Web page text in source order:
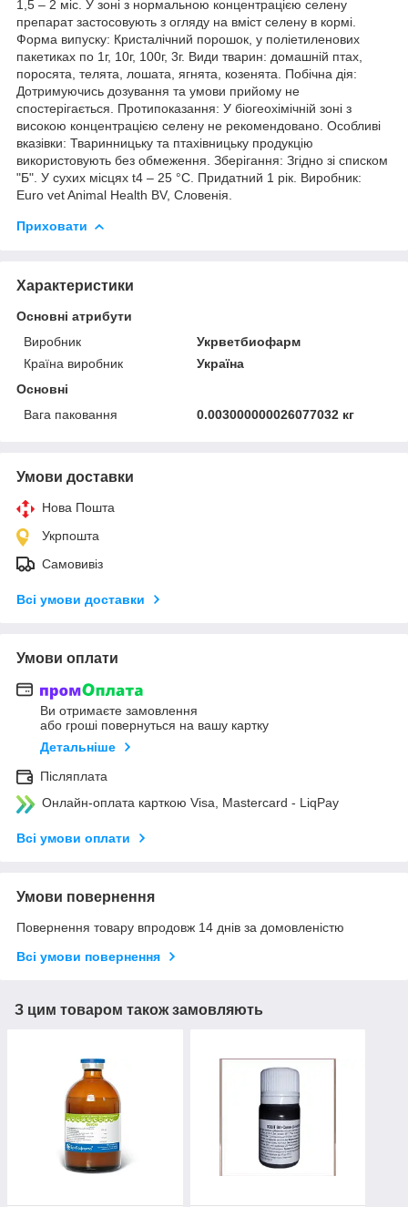
1,5 – 2 міс. У зоні з нормальною концентрацією селену
препарат застосовують з огляду на вміст селену в кормі.
Форма випуску: Кристалічний порошок, у поліетиленових
пакетиках по 1г, 10г, 100г, 3г. Види тварин: домашній птах,
поросята, телята, лошата, ягнята, козенята. Побічна дія:
Дотримуючись дозування та умови прийому не
спостерігається. Протипоказання: У біогеохімічній зоні з
високою концентрацією селену не рекомендовано. Особливі
вказівки: Тваринницьку та птахівницьку продукцію
використовують без обмеження. Зберігання: Згідно зі списком
"Б". У сухих місцях t4 – 25 °С. Придатний 1 рік. Виробник:
Euro vet Animal Health BV, Словенія.
Приховати
Характеристики
Основні атрибути
Виробник
Укрветбиофарм
Країна виробник
Україна
Основні
Вага паковання
0.003000000026077032 кг
Умови доставки
Нова Пошта
Укрпошта
Самовивіз
Всі умови доставки
Умови оплати
Ви отримаєте замовлення
або гроші повернуться на вашу картку
Детальніше
Післяплата
Онлайн-оплата карткою Visa, Mastercard - LiqPay
Всі умови оплати
Умови повернення
Повернення товару впродовж 14 днів за домовленістю
Всі умови повернення
З цим товаром також замовляють